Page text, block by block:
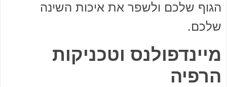
הגוף שלכם ולשפר את איכות השינה
שלכם.
מיינדפולנס וטכניקות
הרפיה